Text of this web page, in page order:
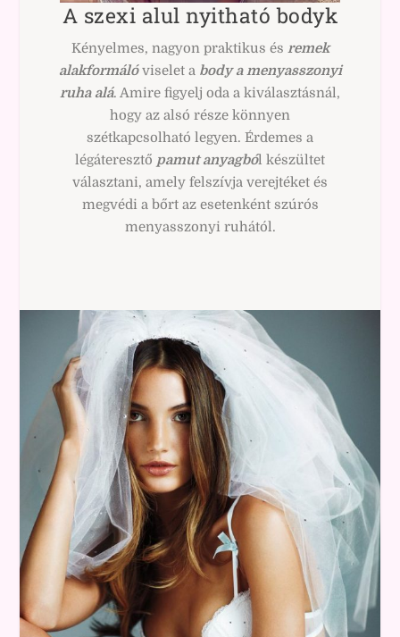
A szexi alul nyitható bodyk
Kényelmes, nagyon praktikus és remek
alakformálóviselet a body a menyasszonyi
ruha alá. Amire figyelj oda a kiválasztásnál,
hogy az alsó része könnyen
szétkapcsolható legyen. Érdemes a
légáteresztő pamut anyagból készültet
választani, amely felszívja verejtéket és
megvédi a bőrt az esetenként szúrós
menyasszonyi ruhától.